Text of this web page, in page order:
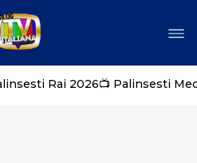
Rai 2026📺 Palinsesti